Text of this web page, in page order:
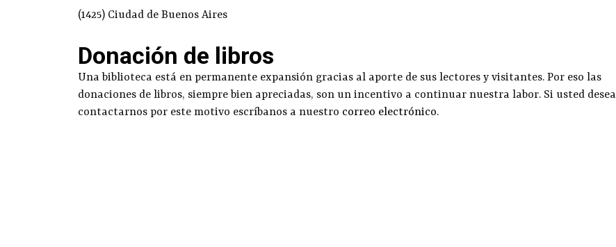
(1425) Ciudad de Buenos Aires
Donación de libros
Una biblioteca está en permanente expansión gracias al aporte de sus lectores y visitantes. Por eso las
donaciones de libros, siempre bien apreciadas, son un incentivo a continuar nuestra labor. Si usted desea
contactarnos por este motivo escríbanos a nuestro correo electrónico.